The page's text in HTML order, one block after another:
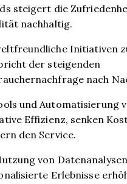
steigert die
nachhaltig.
Initiativen
der steigenden
nach
und Automatisierung
Effizienz, senken
den Service.
von
Erlebnisse